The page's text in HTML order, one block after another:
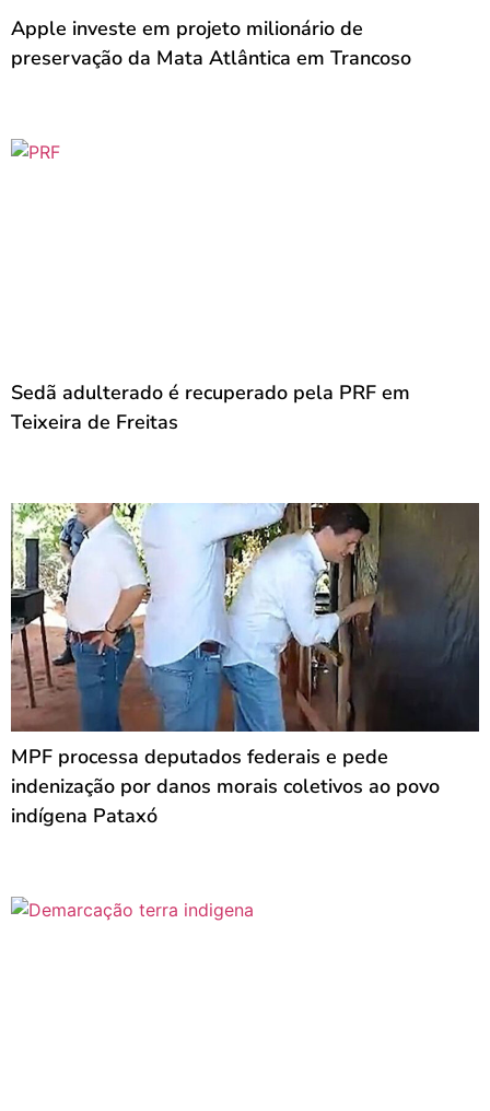
Apple investe em projeto milionário de
preservação da Mata Atlântica em Trancoso
Sedã adulterado é recuperado pela PRF em
Teixeira de Freitas
MPF processa deputados federais e pede
indenização por danos morais coletivos ao povo
indígena Pataxó